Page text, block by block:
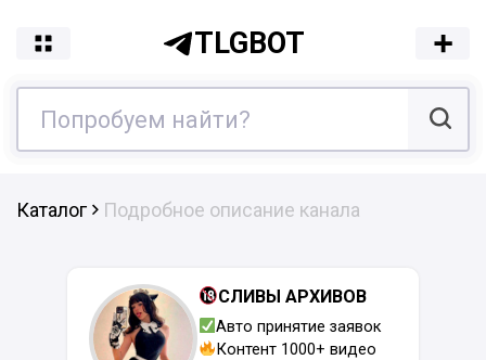
TLGBOT
Каталог Подробное описание канала
СЛИВЫ АРХИВОВ
Авто принятие заявок
Контент 1000+ видео